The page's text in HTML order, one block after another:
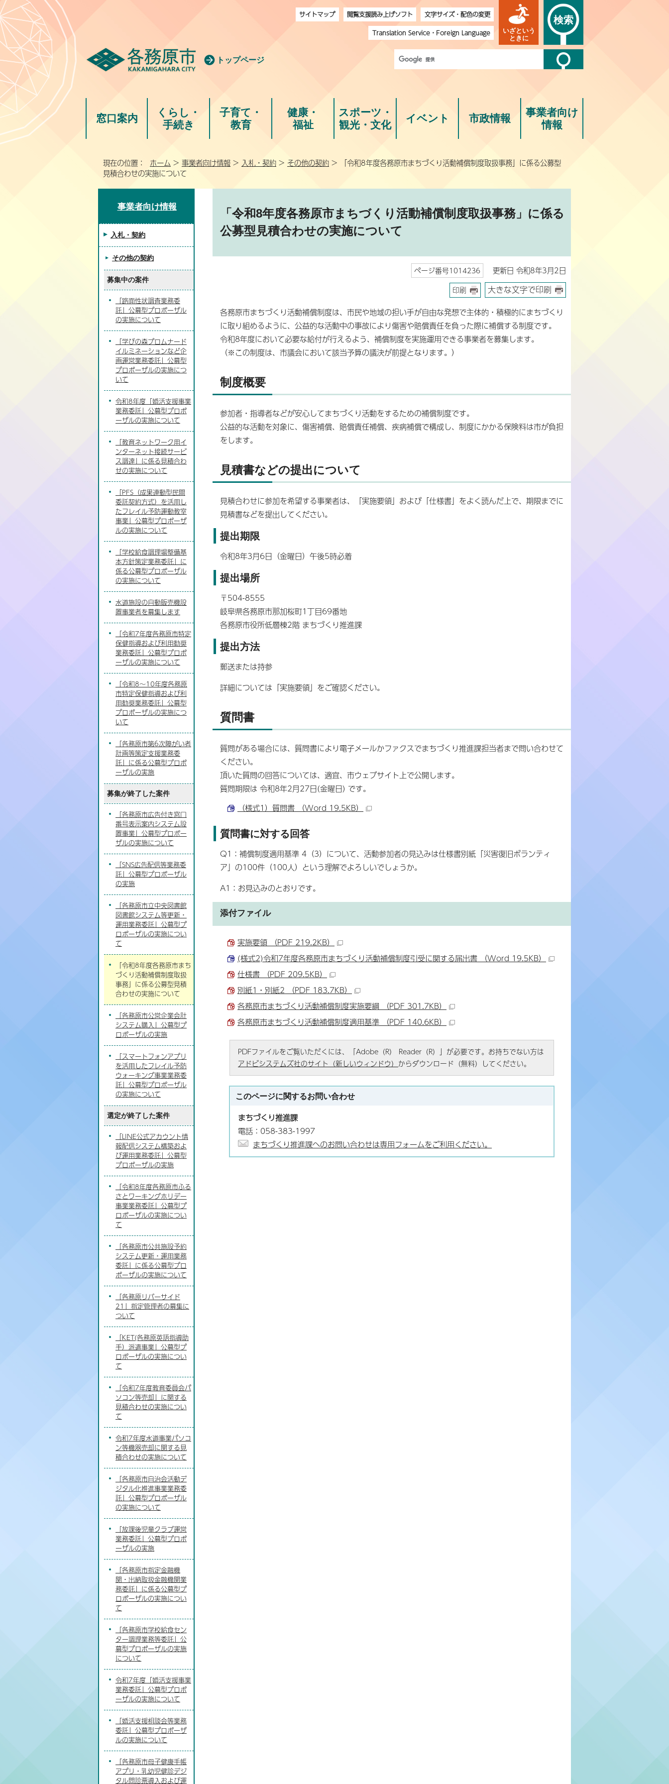
トップページ
サイトマップ 閲覧支援読み上げソフト
文字サイズ・配色の変更
Translation Service・ Foreign Language
いざという
ときに
検索
窓口案内
くらし・
手続き
子育て・
教育
健康・
福祉
スポーツ・
観光・文化
イベント 市政情報
事業者向け
情報
現在の位置： ホーム > 事業者向け情報 > 入札・契約 > その他の契約 > 「令和8年度各務原市まちづくり活動補償制度取扱事務」に係る公募型
見積合わせの実施について
「令和8年度各務原市まちづくり活動補償制度取扱事務」に係る
公募型見積合わせの実施について
ページ番号1014236 更新日 令和8年3月2日
印刷 大きな文字で印刷
各務原市まちづくり活動補償制度は、市民や地域の担い手が自由な発想で主体的・積極的にまちづくり
に取り組めるように、公益的な活動中の事故により傷害や賠償責任を負った際に補償する制度です。
令和8年度において必要な給付が行えるよう、補償制度を実施運用できる事業者を募集します。
（※この制度は、市議会において該当予算の議決が前提となります。）
制度概要
参加者・指導者などが安心してまちづくり活動をするための補償制度です。
公益的な活動を対象に、傷害補償、賠償責任補償、疾病補償で構成し、制度にかかる保険料は市が負担
をします。
見積書などの提出について
見積合わせに参加を希望する事業者は、「実施要領」および「仕様書」をよく読んだ上で、期限までに
見積書などを提出してください。
提出期限
令和8年3月6日（金曜日）午後5時必着
提出場所
〒504-8555
岐阜県各務原市那加桜町1丁目69番地
各務原市役所低層棟2階 まちづくり推進課
提出方法
郵送または持参
詳細については「実施要領」をご確認ください。
質問書
質問がある場合には、質問書により電子メールかファクスでまちづくり推進課担当者まで問い合わせて
ください。
頂いた質問の回答については、適宜、市ウェブサイト上で公開します。
質問期限は 令和8年2月27日(金曜日) です。
（様式1）質問書 （Word 19.5KB）
質問書に対する回答
Q1：補償制度適用基準 4（3）について、活動参加者の見込みは仕様書別紙「災害復旧ボランティ
ア」の100件（100人）という理解でよろしいでしょうか。
A1：お見込みのとおりです。
添付ファイル
実施要領 （PDF 219.2KB）
(様式2)令和7年度各務原市まちづくり活動補償制度引受に関する届出書 （Word 19.5KB）
仕様書 （PDF 209.5KB）
別紙1・別紙2 （PDF 183.7KB）
各務原市まちづくり活動補償制度実施要綱 （PDF 301.7KB）
各務原市まちづくり活動補償制度適用基準 （PDF 140.6KB）
PDFファイルをご覧いただくには、「Adobe（R） Reader（R）」が必要です。お持ちでない方は
アドビシステムズ社のサイト（新しいウィンドウ） からダウンロード（無料）してください。
このページに関するお問い合わせ
まちづくり推進課
電話：058-383-1997
まちづくり推進課へのお問い合わせは専用フォームをご利用ください。
事業者向け情報
入札・契約
その他の契約
募集中の案件
「路面性状調査業務委
託」公募型プロポーザル
の実施について
「学びの森プロムナード
イルミネーションなど企
画運営業務委託」公募型
プロポーザルの実施につ
いて
令和8年度「婚活支援事業
業務委託」公募型プロポ
ーザルの実施について
「教育ネットワーク用イ
ンターネット接続サービ
ス調達」に係る見積合わ
せの実施について
「PFS（成果連動型民間
委託契約方式）を活用し
たフレイル予防運動教室
事業」公募型プロポーザ
ルの実施について
「学校給食調理場整備基
本方針策定業務委託」に
係る公募型プロポーザル
の実施について
水道施設の自動販売機設
置事業者を募集します
「令和7年度各務原市特定
保健指導および利用勧奨
業務委託」公募型プロポ
ーザルの実施について
「令和8～10年度各務原
市特定保健指導および利
用勧奨業務委託」公募型
プロポーザルの実施につ
いて
「各務原市第6次障がい者
計画等策定支援業務委
託」に係る公募型プロポ
ーザルの実施
募集が終了した案件
「各務原市広告付き窓口
番号表示案内システム設
置事業」公募型プロポー
ザルの実施について
「SNS広告配信等業務委
託」公募型プロポーザル
の実施
「各務原市立中央図書館
図書館システム等更新・
運用業務委託」公募型プ
ロポーザルの実施につい
て
「令和8年度各務原市まち
づくり活動補償制度取扱
事務」に係る公募型見積
合わせの実施について
「各務原市公営企業会計
システム購入」公募型プ
ロポーザルの実施
「スマートフォンアプリ
を活用したフレイル予防
ウォーキング事業業務委
託」公募型プロポーザル
の実施について
選定が終了した案件
「LINE公式アカウント情
報配信システム構築およ
び運用業務委託」公募型
プロポーザルの実施
「令和8年度各務原市ふる
さとワーキングホリデー
事業業務委託」公募型プ
ロポーザルの実施につい
て
「各務原市公共施設予約
システム更新・運用業務
委託」に係る公募型プロ
ポーザルの実施について
「各務原リバーサイド
21」指定管理者の募集に
ついて
「KET(各務原英語指導助
手）派遣事業」公募型プ
ロポーザルの実施につい
て
「令和7年度教育委員会パ
ソコン等売却」に関する
見積合わせの実施につい
て
令和7年度水道事業パソコ
ン等機器売却に関する見
積合わせの実施について
「各務原市自治会活動デ
ジタル化推進事業業務委
託」公募型プロポーザル
の実施について
「放課後児童クラブ運営
業務委託」公募型プロポ
ーザルの実施
「各務原市指定金融機
関・出納取扱金融機関業
務委託」に係る公募型プ
ロポーザルの実施につい
て
「各務原市学校給食セン
ター調理業務等委託」公
募型プロポーザルの実施
について
令和7年度「婚活支援事業
業務委託」公募型プロポ
ーザルの実施について
「婚活支援相談会等業務
委託」公募型プロポーザ
ルの実施について
「各務原市母子健康手帳
アプリ・乳幼児健診デジ
タル問診票導入および運